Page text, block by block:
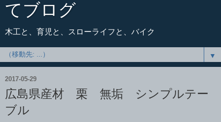
てブログ
木工と、育児と、スローライフと、バイク
▼
2017-05-29
広島県産材 栗 無垢 シンプルテー
ブル